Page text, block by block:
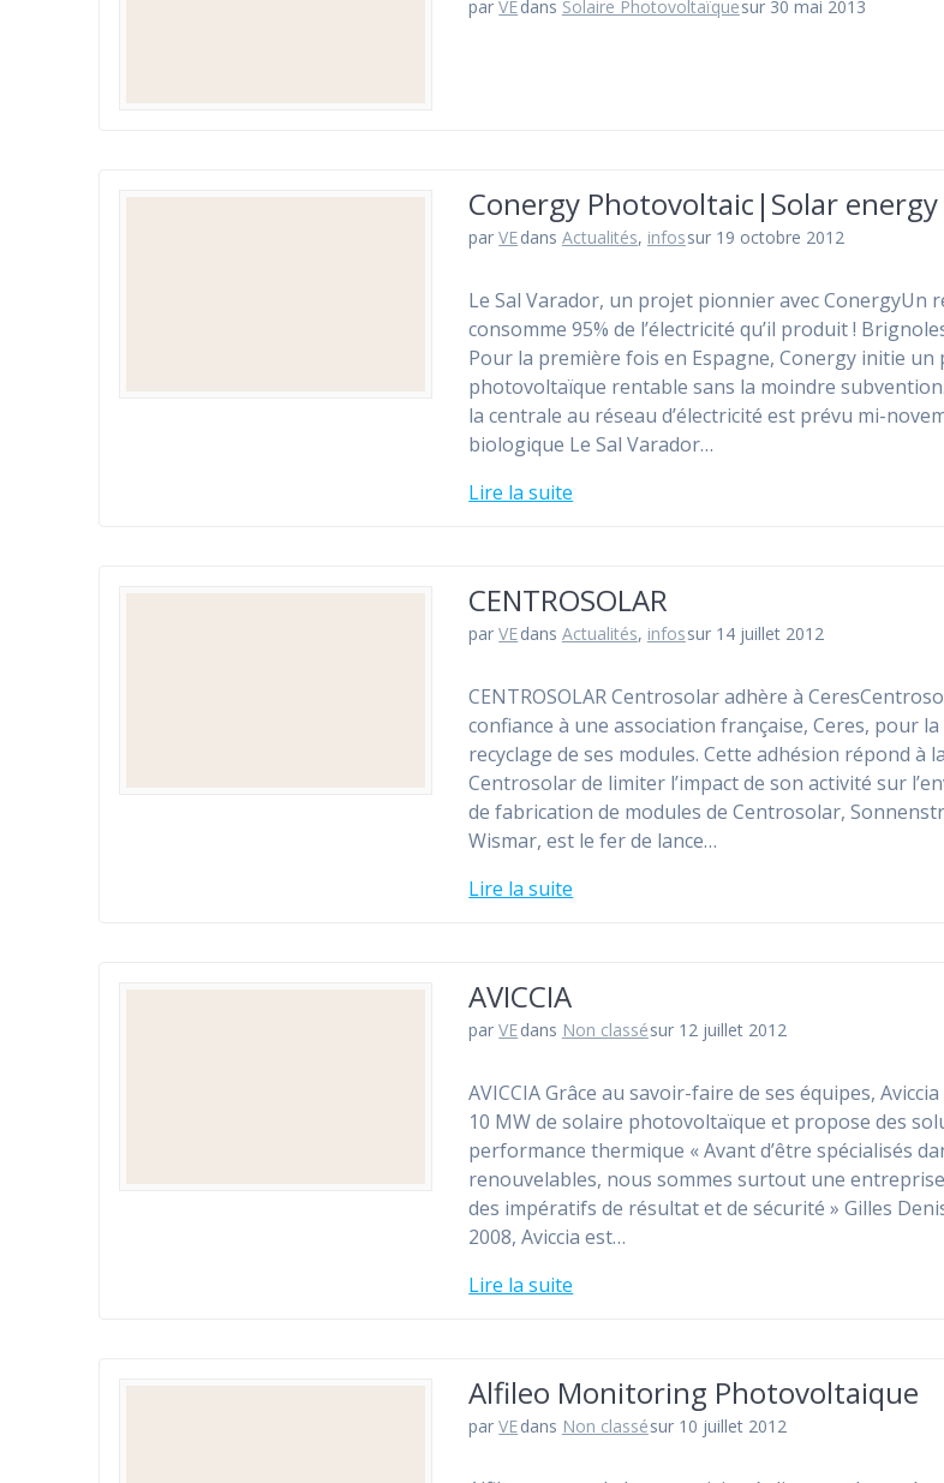
parVEdans Solaire Photovoltaïquesur 30 mai 2013
Conergy Photovoltaic|Solar
parVEdans Actualités, infossur 19 octobre 2012
Le Sal Varador, un projet pionnier avec ConergyUn
consomme 95% de l’électricité qu’il produit !
Pour la première fois en Espagne, Conergy initie un
photovoltaïque rentable sans la moindre
la centrale au réseau d’électricité est prévu mi-
biologique Le Sal Varador…
Lire la suite
CENTROSOLAR
parVEdans Actualités, infossur 14 juillet 2012
CENTROSOLAR Centrosolar adhère à
confiance à une association française, Ceres, pour
recyclage de ses modules. Cette adhésion répond à
Centrosolar de limiter l’impact de son activité sur
de fabrication de modules de Centrosolar,
Wismar, est le fer de lance…
Lire la suite
AVICCIA
parVEdans Non classésur 12 juillet 2012
AVICCIA Grâce au savoir-faire de ses équipes,
10 MW de solaire photovoltaïque et propose des
performance thermique « Avant d’être spécialisés
renouvelables, nous sommes surtout une
des impératifs de résultat et de sécurité » Gilles
2008, Aviccia est…
Lire la suite
Alfileo Monitoring Photovoltaique
parVEdans Non classésur 10 juillet 2012